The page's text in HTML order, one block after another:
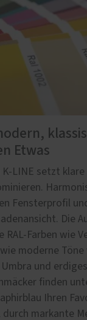
Etwas
K-LINE setzt
Fensterprofil
Die
RAL-Farben wie
moderne Töne
und
finden
Ihren
durch markante